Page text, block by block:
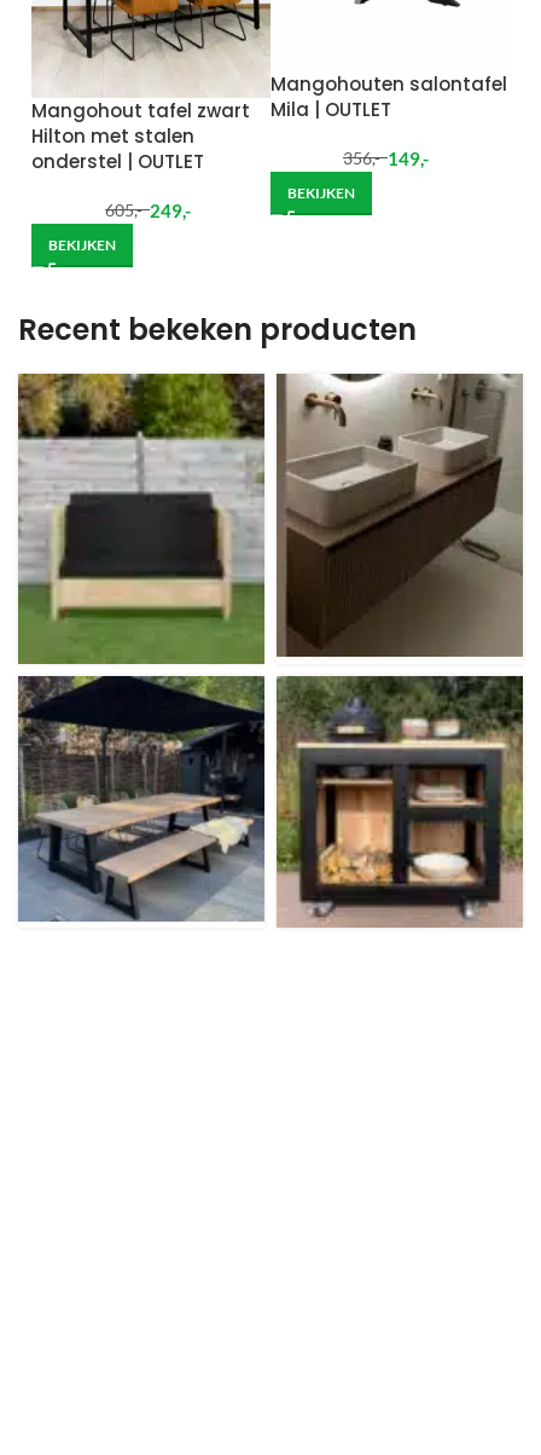
Mangohout tafel zwart
Hilton met stalen
onderstel | OUTLET
605,- 249,-
BEKIJKEN
Mangohouten salontafel
Mila | OUTLET
356,- 149,-
BEKIJKEN
Recent bekeken producten